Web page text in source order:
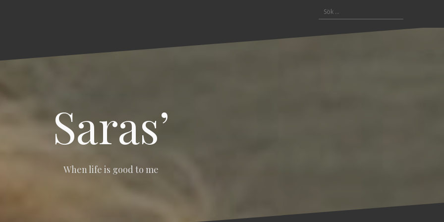
Sök
efter:
Saras’
When life is good to me